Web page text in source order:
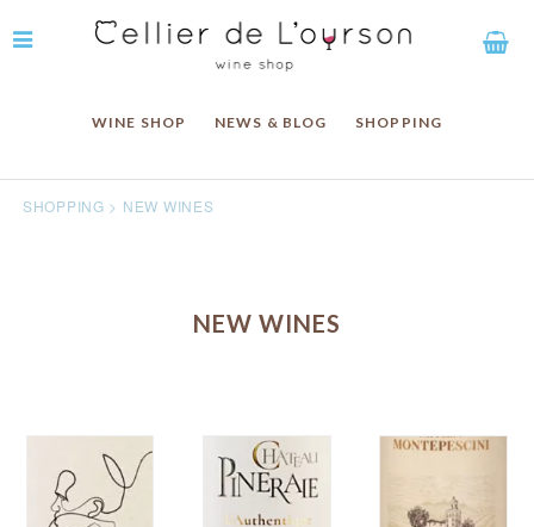
WINE SHOP NEWS & BLOG SHOPPING
SHOPPING > NEW WINES
NEW WINES